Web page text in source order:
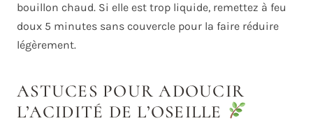
bouillon chaud. Si elle est trop liquide, remettez à feu
doux 5 minutes sans couvercle pour la faire réduire
légèrement.
ASTUCES POUR ADOUCIR
L’ACIDITÉ DE L’OSEILLE